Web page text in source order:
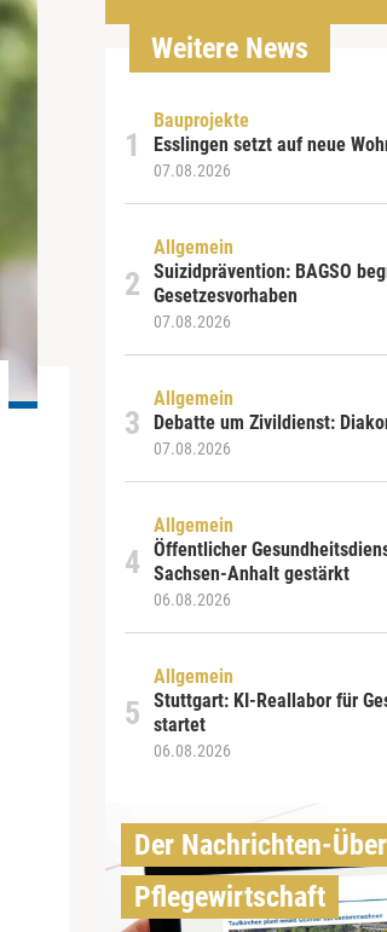
Weitere News
Bauprojekte
Esslingen setzt auf neue
07.08.2026
Allgemein
Suizidprävention: BAGSO
Gesetzesvorhaben
07.08.2026
Allgemein
Debatte um Zivildienst:
07.08.2026
Allgemein
Öffentlicher
Sachsen-Anhalt gestärkt
06.08.2026
Allgemein
Stuttgart: KI-Reallabor für
startet
06.08.2026
Der Nachrichten-
Pflegewirtschaft